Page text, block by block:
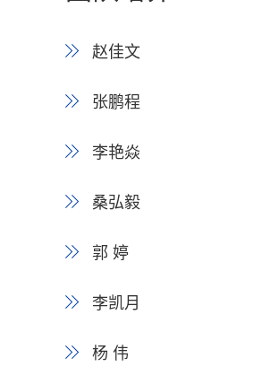
赵佳文
张鹏程
李艳焱
桑弘毅
郭 婷
李凯月
杨 伟